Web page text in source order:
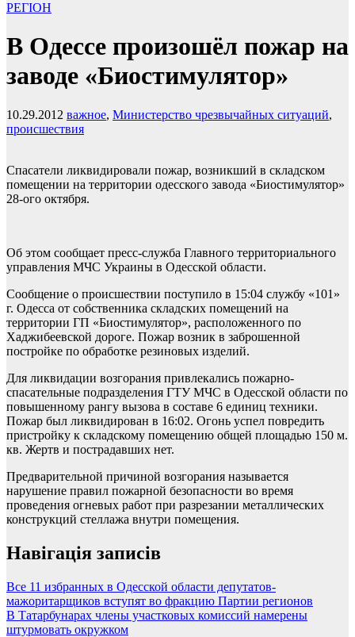
РЕГІОН
В Одессе произошёл пожар на
заводе «Биостимулятор»
10.29.2012 важное, Министерство чрезвычайных ситуаций,
происшествия
Спасатели ликвидировали пожар, возникший в складском
помещении на территории одесского завода «Биостимулятор»
28-ого октября.
Об этом сообщает пресс-служба Главного территориального
управления МЧС Украины в Одесской области.
Сообщение о происшествии поступило в 15:04 службу «101»
г. Одесса от собственника складских помещений на
территории ГП «Биостимулятор», расположенного по
Хаджибеевской дороге. Пожар возник в заброшенной
постройке по обработке резиновых изделий.
Для ликвидации возгорания привлекались пожарно-
спасательные подразделения ГТУ МЧС в Одесской области по
повышенному рангу вызова в составе 6 единиц техники.
Пожар был ликвидирован в 16:02. Огонь успел повредить
пристройку к складскому помещению общей площадью 150 м.
кв. Жертв и пострадавших нет.
Предварительной причиной возгорания называется
нарушение правил пожарной безопасности во время
проведения огневых работ при разрезании металлических
конструкций стеллажа внутри помещения.
Навігація записів
Все 11 избранных в Одесской области депутатов-
мажоритарщиков вступят во фракцию Партии регионов
В Татарбунарах члены участковых комиссий намерены
штурмовать окружком